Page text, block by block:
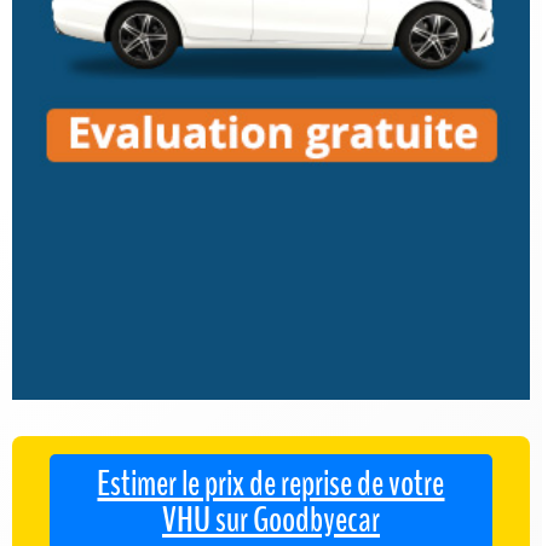
Estimer le prix de reprise de votre
VHU sur Goodbyecar